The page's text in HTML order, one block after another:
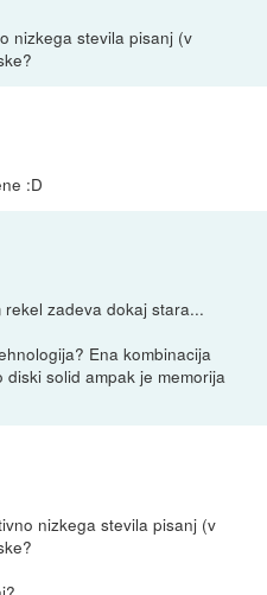
nizkega stevila pisanj (v
:D
zadeva dokaj stara...
Ena kombinacija
solid ampak je memorija
nizkega stevila pisanj (v